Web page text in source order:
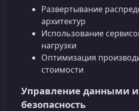
Развертывание
архитектур
Использование
нагрузки
Оптимизация
стоимости
Управление данными и
безопасность